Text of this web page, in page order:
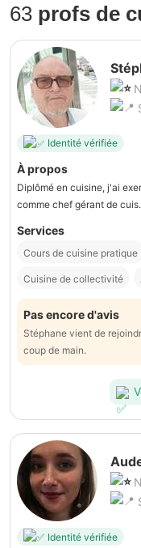
63 profs de
Identité vérifiée
À propos
Diplômé en cuisine, j'ai
comme chef gérant de
Services
Cours de cuisine pratique
Cuisine de collectivité
Pas encore d'avis
Stéphane vient de
coup de main.
Identité vérifiée